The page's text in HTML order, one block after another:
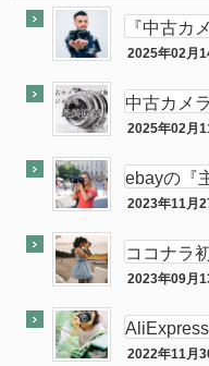
『中古カ
最終奥義
2025年02月
中古カメ
終奥義教
2025年02月
ebayの『
れ筋』が
2023年11月
ココナラ
古フィル
2023年09月
使って買
2022年11月